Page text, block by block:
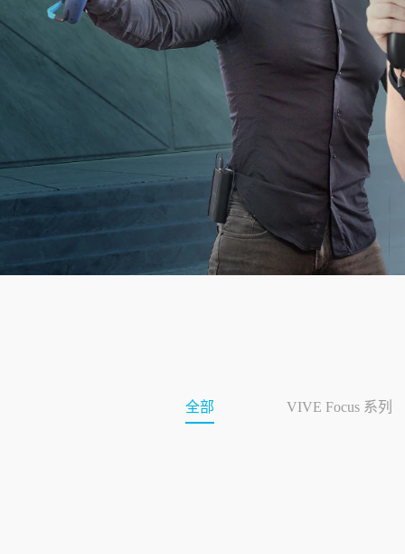
高
拟
现
实
设
全部 VIVE Focus 系列